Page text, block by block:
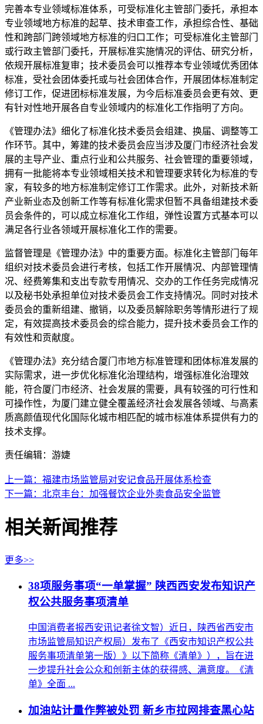
完善本专业领域标准体系，可受标准化主管部门委托，承担本
专业领域地方标准的起草、技术审查工作，承担综合性、基础
性和跨部门跨领域地方标准的归口工作；可受标准化主管部门
或行政主管部门委托，开展标准实施情况的评估、研究分析，
依规开展标准复审；技术委员会可以推荐本专业领域优秀团体
标准，受社会团体委托或与社会团体合作，开展团体标准制定
修订工作，促进团标标准发展，为今后标准委员会更有效、更
有针对性地开展各自专业领域内的标准化工作指明了方向。
《管理办法》细化了标准化技术委员会组建、换届、调整等工
作环节。其中，筹建的技术委员会应当涉及厦门市经济社会发
展的主导产业、重点行业和公共服务、社会管理的重要领域，
拥有一批能将本专业领域相关技术和管理要求转化为标准的专
家，有较多的地方标准制定修订工作需求。此外，对新技术新
产业新业态及创新工作等有标准化需求但暂不具备组建技术委
员会条件的，可以成立标准化工作组，弹性设置方式基本可以
满足各行业各领域开展标准化工作的需要。
监督管理是《管理办法》中的重要方面。标准化主管部门每年
组织对技术委员会进行考核，包括工作开展情况、内部管理情
况、经费筹集和支出专款专用情况、交办的工作任务完成情况
以及秘书处承担单位对技术委员会工作支持情况。同时对技术
委员会的重新组建、撤销，以及委员解除职务等情形进行了规
定，有效提高技术委员会的综合能力，提升技术委员会工作的
有效性和贡献度。
《管理办法》充分结合厦门市地方标准管理和团体标准发展的
实际需求，进一步优化标准化治理结构，增强标准化治理效
能，符合厦门市经济、社会发展的需要，具有较强的可行性和
可操作性，为厦门建立健全覆盖经济社会发展各领域、与高素
质高颜值现代化国际化城市相匹配的城市标准体系提供有力的
技术支撑。
责任编辑：游婕
上一篇：福建市场监管局对安记食品开展体系检查
下一篇：北京丰台：加强餐饮企业外卖食品安全监管
相关新闻推荐
更多>>
38项服务事项“一单掌握” 陕西西安发布知识产
权公共服务事项清单
中国消费者报西安讯记者徐文智）近日，陕西省西安市
市场监管局知识产权局）发布了《西安市知识产权公共
服务事项清单第一版）》以下简称《清单》），旨在进
一步提升社会公众和创新主体的获得感、满意度。《清
单》全面 ...
加油站计量作弊被处罚 新乡市拉网排查黑心站